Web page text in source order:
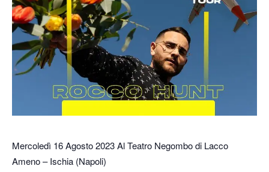
Mercoledì 16 Agosto 2023 Al Teatro Negombo di Lacco
Ameno – Ischia (Napoli)